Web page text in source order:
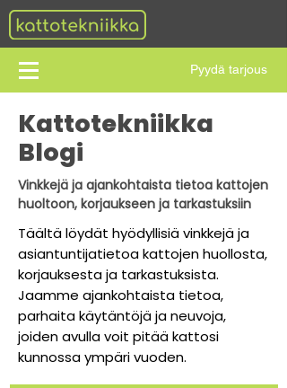
Pyydä tarjous
Kattotekniikka
Blogi
Vinkkejä ja ajankohtaista tietoa kattojen
huoltoon, korjaukseen ja tarkastuksiin
Täältä löydät hyödyllisiä vinkkejä ja
asiantuntijatietoa kattojen huollosta,
korjauksesta ja tarkastuksista.
Jaamme ajankohtaista tietoa,
parhaita käytäntöjä ja neuvoja,
joiden avulla voit pitää kattosi
kunnossa ympäri vuoden.